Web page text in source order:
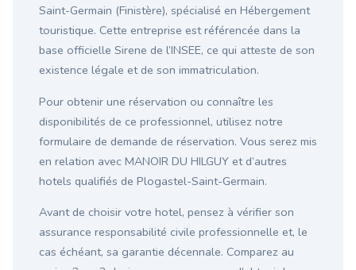
Saint-Germain (Finistère), spécialisé en Hébergement
touristique. Cette entreprise est référencée dans la
base officielle Sirene de l’INSEE, ce qui atteste de son
existence légale et de son immatriculation.
Pour obtenir une réservation ou connaître les
disponibilités de ce professionnel, utilisez notre
formulaire de demande de réservation. Vous serez mis
en relation avec MANOIR DU HILGUY et d’autres
hotels qualifiés de Plogastel-Saint-Germain.
Avant de choisir votre hotel, pensez à vérifier son
assurance responsabilité civile professionnelle et, le
cas échéant, sa garantie décennale. Comparez au